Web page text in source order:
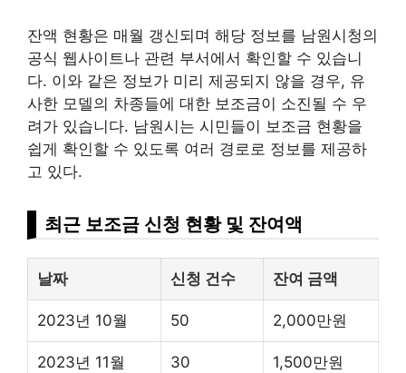
잔액 현황은 매월 갱신되며 해당 정보를 남원시청의
공식 웹사이트나 관련 부서에서 확인할 수 있습니
다. 이와 같은 정보가 미리 제공되지 않을 경우, 유
사한 모델의 차종들에 대한 보조금이 소진될 수 우
려가 있습니다. 남원시는 시민들이 보조금 현황을
쉽게 확인할 수 있도록 여러 경로로 정보를 제공하
고 있다.
최근 보조금 신청 현황 및 잔여액
날짜 신청 건수 잔여 금액
2023년 10월 50 2,000만원
2023년 11월 30 1,500만원